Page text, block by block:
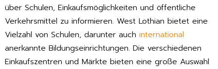
über Schulen, Einkaufsmöglichkeiten und öffentliche
Verkehrsmittel zu informieren. West Lothian bietet eine
Vielzahl von Schulen, darunter auch international
anerkannte Bildungseinrichtungen. Die verschiedenen
Einkaufszentren und Märkte bieten eine große Auswahl